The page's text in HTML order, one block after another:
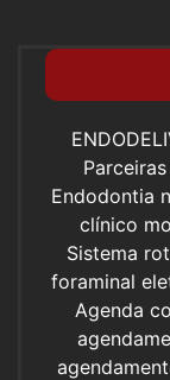
Endodontia
clínico
Sistema
foraminal
Agenda